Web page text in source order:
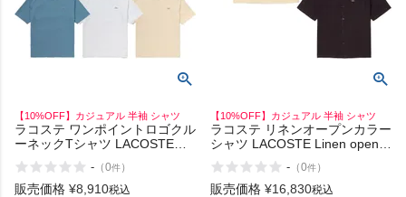
【10%OFF】カジュアル 半袖 シャツ
ラコステ ワンポイントロゴクル
ーネックTシャツ LACOSTE
One-point logo crew neck T-
shirt
- （0件）
販売価格 ¥8,910税込
【10%OFF】カジュアル 半袖 シャツ
ラコステ リネンオープンカラー
シャツ LACOSTE Linen open-
collar shirt
- （0件）
販売価格 ¥16,830税込